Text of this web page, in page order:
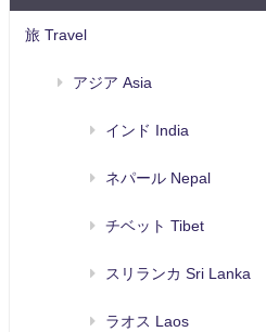
旅 Travel
アジア Asia
インド India
ネパール Nepal
チベット Tibet
スリランカ Sri Lanka
ラオス Laos